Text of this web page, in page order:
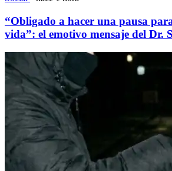
“Obligado a hacer una pausa
vida”: el emotivo mensaje del Dr.